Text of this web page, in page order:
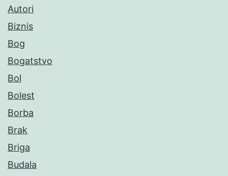
Autori
Biznis
Bog
Bogatstvo
Bol
Bolest
Borba
Brak
Briga
Budala